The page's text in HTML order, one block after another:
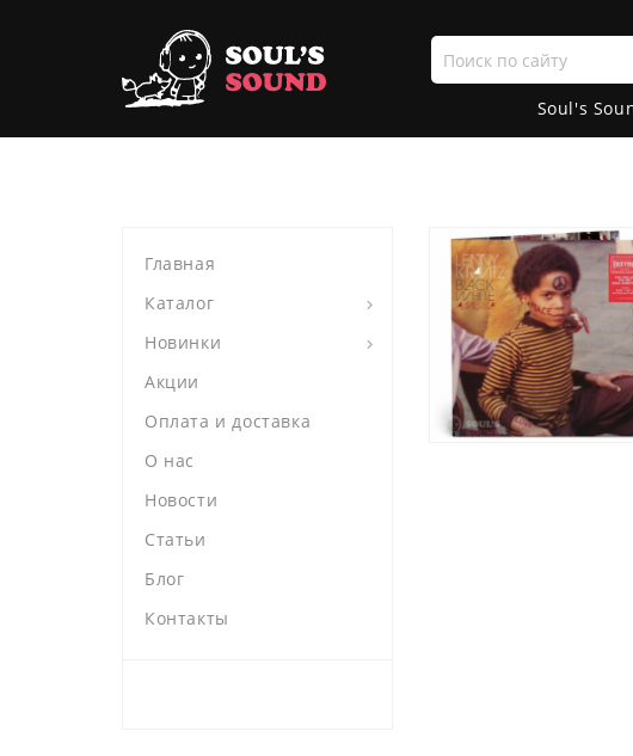
Поиск
по
сайту
Soul's
Главная
Каталог
Новинки
Акции
Оплата и доставка
О нас
Новости
Статьи
Блог
Контакты